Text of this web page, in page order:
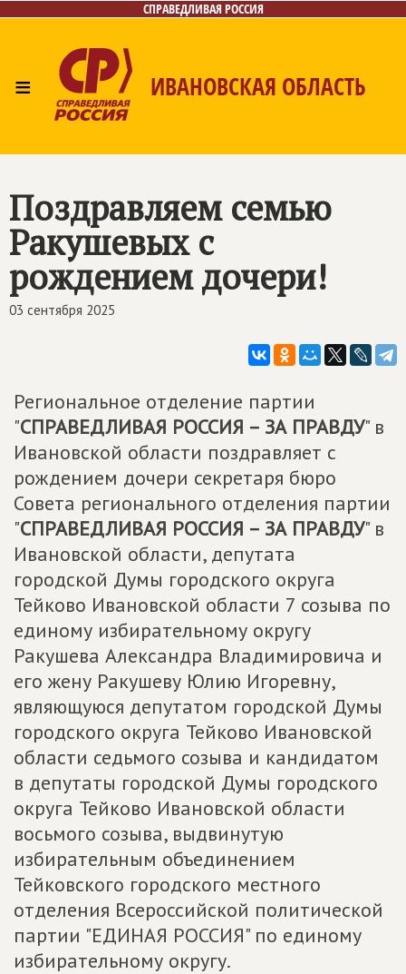
СПРАВЕДЛИВАЯ РОССИЯ
≡ ИВАНОВСКАЯ ОБЛАСТЬ
Поздравляем семью
Ракушевых с
рождением дочери!
03 сентября 2025
Региональное отделение партии
"СПРАВЕДЛИВАЯ РОССИЯ – ЗА ПРАВДУ" в
Ивановской области поздравляет с
рождением дочери секретаря бюро
Совета регионального отделения партии
"СПРАВЕДЛИВАЯ РОССИЯ – ЗА ПРАВДУ" в
Ивановской области, депутата
городской Думы городского округа
Тейково Ивановской области 7 созыва по
единому избирательному округу
Ракушева Александра Владимировича и
его жену Ракушеву Юлию Игоревну,
являющуюся депутатом городской Думы
городского округа Тейково Ивановской
области седьмого созыва и кандидатом
в депутаты городской Думы городского
округа Тейково Ивановской области
восьмого созыва, выдвинутую
избирательным объединением
Тейковского городского местного
отделения Всероссийской политической
партии "ЕДИНАЯ РОССИЯ" по единому
избирательному округу.